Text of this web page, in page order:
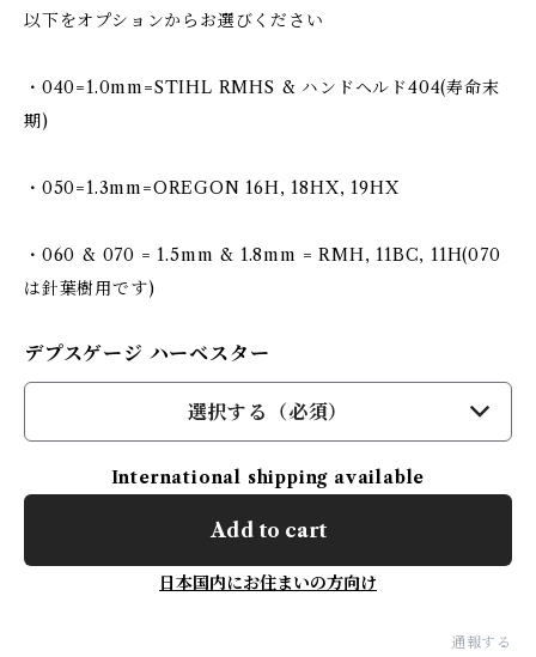
以下をオプションからお選びください
・040=1.0mm=STIHL RMHS & ハンドヘルド404(寿命末
期)
・050=1.3mm=OREGON 16H, 18HX, 19HX
・060 & 070 = 1.5mm & 1.8mm = RMH, 11BC, 11H(070
は針葉樹用です)
デプスゲージ ハーベスター
選択する（必須）
International shipping available
Add to cart
日本国内にお住まいの方向け
通報する